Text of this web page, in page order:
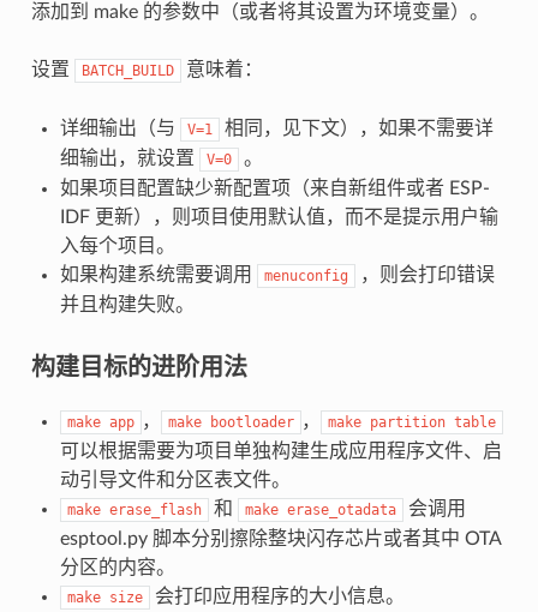
添加到 make 的参数中（或者将其设置为环境变量）。
设置 BATCH_BUILD 意味着：
详细输出（与 V=1
相同，见下文），如果不需要详
细输出，就设置
V=0
。
如果项目配置缺少新配置项（来自新组件或者 ESP-
IDF 更新），则项目使用默认值，而不是提示用户输
入每个项目。
如果构建系统需要调用
menuconfig
，则会打印错误
并且构建失败。
构建目标的进阶用法
make app ， make bootloader ， make partition table
可以根据需要为项目单独构建生成应用程序文件、启
动引导文件和分区表文件。
make erase_flash 和 make erase_otadata
会调用
esptool.py 脚本分别擦除整块闪存芯片或者其中 OTA
分区的内容。
make size 会打印应用程序的大小信息。